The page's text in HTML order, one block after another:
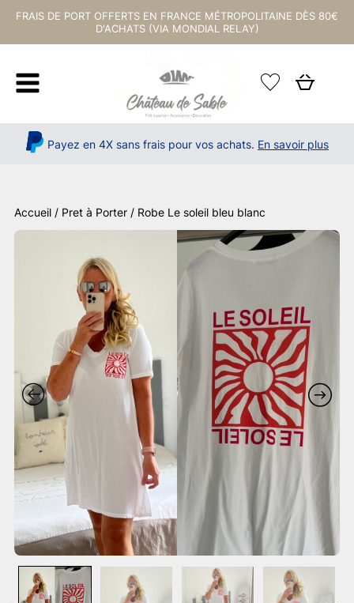
FRAIS DE PORT OFFERTS EN FRANCE MÉTROPOLITAINE DÈS 80€
D'ACHATS (VIA MONDIAL RELAY)
Payez en 4X sans frais pour vos achats. En savoir plus
Accueil / Pret à Porter / Robe Le soleil bleu blanc